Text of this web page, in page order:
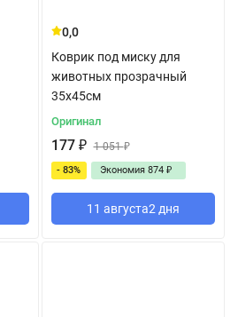
0,0
Коврик под миску для
животных прозрачный
35x45см
Оригинал
177 ₽ 1 051₽
- 83% Экономия 874 ₽
11 августа2 дня